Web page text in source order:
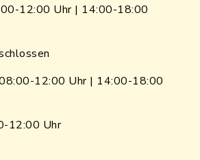
12:00 Uhr | 14:00-18:00
12:00 Uhr | 14:00-18:00
12:00 Uhr